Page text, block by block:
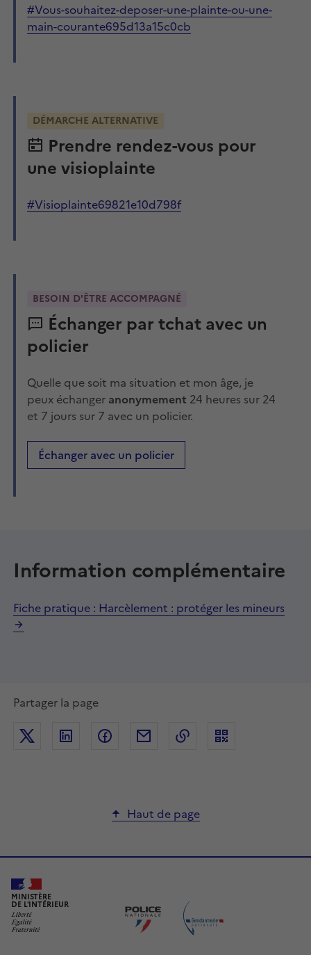
#Vous-souhaitez-deposer-une-plainte-ou-une-
main-courante695d13a15c0cb
DÉMARCHE ALTERNATIVE
Prendre rendez-vous pour
une visioplainte
#Visioplainte69821e10d798f
BESOIN D'ÊTRE ACCOMPAGNÉ
Échanger par tchat avec un
policier
Quelle que soit ma situation et mon âge, je
peux échanger anonymement 24 heures sur 24
et 7 jours sur 7 avec un policier.
Échanger avec un policier
Information complémentaire
Fiche pratique : Harcèlement : protéger les mineurs
Partager la page
Partager sur Twitter
Partager sur LinkedIn
Partager sur Facebook
Partager par mailCopier dans le
Haut de page
MINISTÈRE
DE L'INTÉRIEUR